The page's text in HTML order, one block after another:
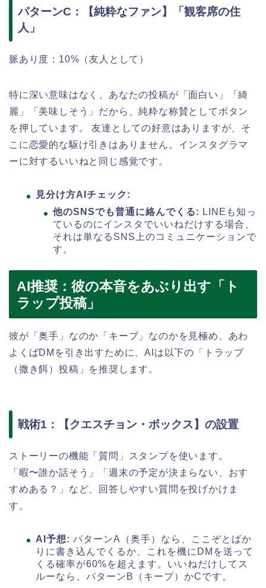
パターンC：【純粋なファン】「観客席の住
人」
脈あり度：10%（友人として）
特に深い意味はなく、あなたの投稿が「面白い」「綺
麗」「美味しそう」だから、純粋な称賛としてボタン
を押しています。 友達としての好意はありますが、そ
こに恋愛的な駆け引きはありません。インスタグラマ
ーに対するいいねと同じ感覚です。
見分け方AIチェック:
他のSNSでも普通に絡んでくる: LINEも知っ
ているのにインスタでいいねだけする場合、
それは単なるSNS上のコミュニケーションで
す。
AI推奨：彼の本音をあぶり出す「ト
ラップ投稿」
彼が「奥手」なのか「キープ」なのかを見極め、あわ
よくばDMを引き出すために、AIは以下の「トラップ
（撒き餌）投稿」を推奨します。
戦術1：【クエスチョン・ボックス】の設置
ストーリーの機能「質問」スタンプを使います。
「暇〜誰か話そう」「週末の予定が決まらない、おす
すめある？」など、回答しやすい質問を投げかけま
す。
AI予想: パターンA（奥手）なら、ここぞとばか
りに書き込んでくるか、これを機にDMを送って
くる確率が60%を超えます。いいねだけしてス
ルーなら、パターンB（キープ）かCです。